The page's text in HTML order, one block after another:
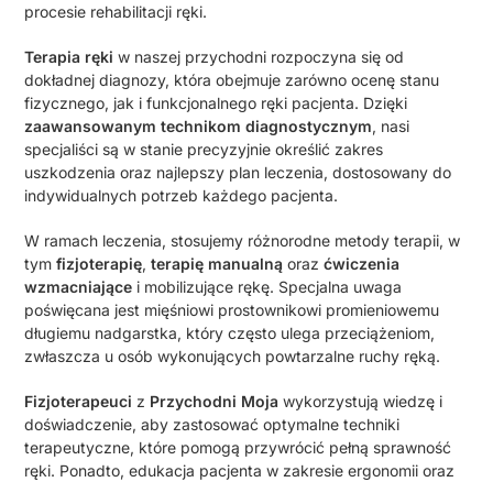
procesie rehabilitacji ręki.
Terapia ręki w naszej przychodni rozpoczyna się od
dokładnej diagnozy, która obejmuje zarówno ocenę stanu
fizycznego, jak i funkcjonalnego ręki pacjenta. Dzięki
zaawansowanym technikom diagnostycznym, nasi
specjaliści są w stanie precyzyjnie określić zakres
uszkodzenia oraz najlepszy plan leczenia, dostosowany do
indywidualnych potrzeb każdego pacjenta.
W ramach leczenia, stosujemy różnorodne metody terapii, w
tymfizjoterapię,terapię manualną orazćwiczenia
wzmacniające i mobilizujące rękę. Specjalna uwaga
poświęcana jest mięśniowi prostownikowi promieniowemu
długiemu nadgarstka, który często ulega przeciążeniom,
zwłaszcza u osób wykonujących powtarzalne ruchy ręką.
Fizjoterapeuci z Przychodni Moja wykorzystują wiedzę i
doświadczenie, aby zastosować optymalne techniki
terapeutyczne, które pomogą przywrócić pełną sprawność
ręki. Ponadto, edukacja pacjenta w zakresie ergonomii oraz